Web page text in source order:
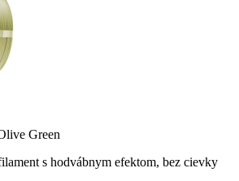
Green
s hodvábnym efektom, bez cievky